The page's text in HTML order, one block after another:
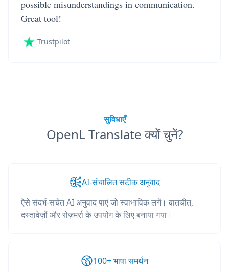
possible misunderstandings in communication.
Great tool!
Trustpilot
सुविधाएँ
OpenL Translate क्यों चुनें?
AI-संचालित सटीक अनुवाद
ऐसे संदर्भ-सचेत AI अनुवाद पाएं जो स्वाभाविक लगें। बातचीत,
दस्तावेज़ों और रोज़मर्रा के उपयोग के लिए बनाया गया।
100+ भाषा समर्थन